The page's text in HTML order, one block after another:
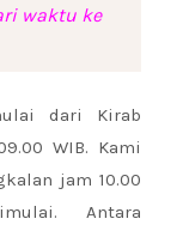
waktu ke
dari Kirab
WIB. Kami
jam 10.00
Antara